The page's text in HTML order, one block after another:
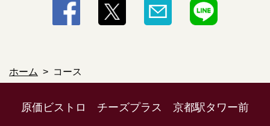
ホーム コース
原価ビストロ チーズプラス 京都駅タワー前